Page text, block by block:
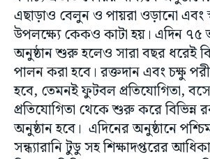
এছাড়াও বেলুন ও পায়রা ওড়ানো এবং
উপলক্ষ্যে কেকও কাটা হয়। এদিন ৭৫
অনুষ্ঠান শুরু হলেও সারা বছর ধরেই
পালন করা হবে। রক্তদান এবং চক্ষু
হবে, তেমনই ফুটবল প্রতিযোগিতা,
প্রতিযোগিতা থেকে শুরু করে বিভিন্ন
অনুষ্ঠান হবে। এদিনের অনুষ্ঠানে
সন্ধ্যারানি টুডু সহ শিক্ষাদপ্তরের